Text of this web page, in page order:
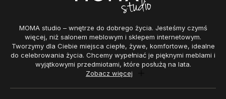
MOMA studio – wnętrze do dobrego życia. Jesteśmy czymś
więcej, niż salonem meblowym i sklepem internetowym.
Tworzymy dla Ciebie miejsca ciepłe, żywe, komfortowe, idealne
do celebrowania życia. Chcemy wypełniać je pięknymi meblami i
wyjątkowymi przedmiotami, które posłużą na lata.
Zobacz więcej